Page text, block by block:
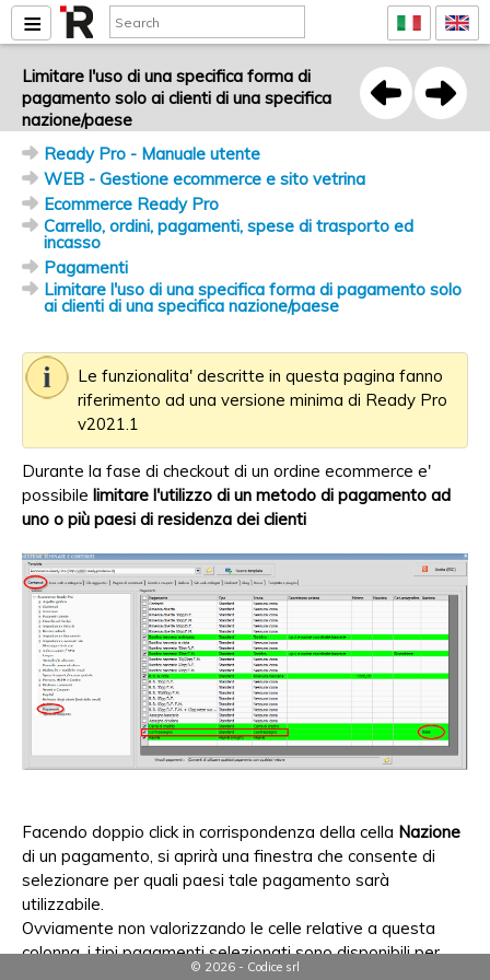
Limitare l'uso di una specifica forma di
pagamento solo ai clienti di una specifica
nazione/paese
Ready Pro - Manuale utente
WEB - Gestione ecommerce e sito vetrina
Ecommerce Ready Pro
Carrello, ordini, pagamenti, spese di trasporto ed
incasso
Pagamenti
Limitare l'uso di una specifica forma di pagamento solo
ai clienti di una specifica nazione/paese
Le funzionalita' descritte in questa pagina fanno
riferimento ad una versione minima di Ready Pro
v2021.1
Durante la fase di checkout di un ordine ecommerce e'
possibile limitare l'utilizzo di un metodo di pagamento ad
uno o più paesi di residenza dei clienti
Facendo doppio click in corrispondenza della cella Nazione
di un pagamento, si aprirà una finestra che consente di
selezionare per quali paesi tale pagamento sarà
utilizzabile.
Ovviamente non valorizzando le celle relative a questa
colonna, i tipi pagamenti selezionati sono disponibili per
© 2026 - Codice srl